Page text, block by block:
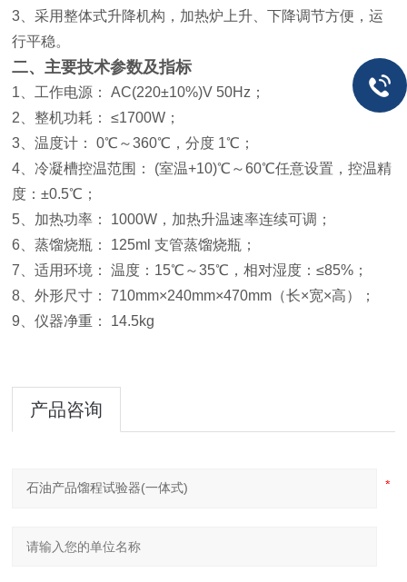
3、采用整体式升降机构，加热炉上升、下降调节方便，运
行平稳。
二、主要技术参数及指标
1、工作电源： AC(220±10%)V 50Hz；
2、整机功耗： ≤1700W；
3、温度计： 0℃～360℃，分度 1℃；
4、冷凝槽控温范围： (室温+10)℃～60℃任意设置，控温精
度：±0.5℃；
5、加热功率： 1000W，加热升温速率连续可调；
6、蒸馏烧瓶： 125ml 支管蒸馏烧瓶；
7、适用环境： 温度：15℃～35℃，相对湿度：≤85%；
8、外形尺寸： 710mm×240mm×470mm（长×宽×高）；
9、仪器净重： 14.5kg
产品咨询